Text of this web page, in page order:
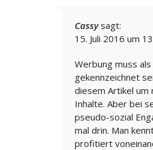
Cassy sagt:
15. Juli 2016 um
Werbung muss
gekennzeichnet
diesem Artikel um
Inhalte. Aber bei
pseudo-sozial
mal drin. Man
profitiert